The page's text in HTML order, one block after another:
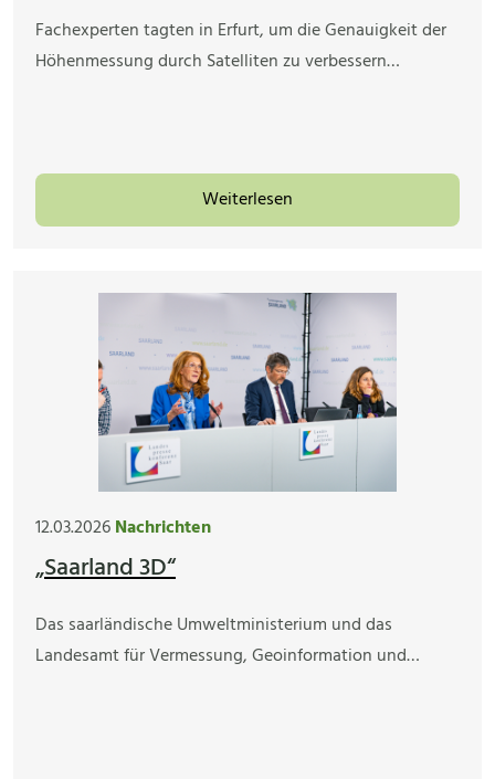
Fachexperten tagten in Erfurt, um die Genauigkeit der
Höhenmessung durch Satelliten zu verbessern…
Weiterlesen
12.03.2026Nachrichten
„Saarland 3D“
Das saarländische Umweltministerium und das
Landesamt für Vermessung, Geoinformation und…